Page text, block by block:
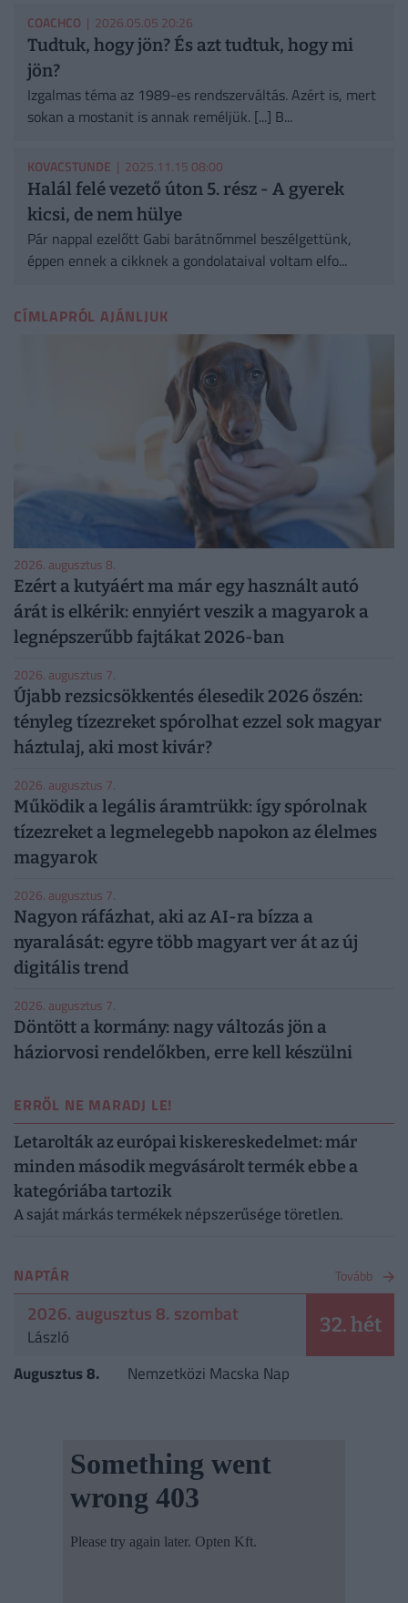
COACHCO | 2026.05.05 20:26
Tudtuk, hogy jön? És azt tudtuk, hogy mi
jön?
Izgalmas téma az 1989-es rendszerváltás. Azért is, mert
sokan a mostanit is annak reméljük. [...] B...
KOVACSTUNDE | 2025.11.15 08:00
Halál felé vezető úton 5. rész - A gyerek
kicsi, de nem hülye
Pár nappal ezelőtt Gabi barátnőmmel beszélgettünk,
éppen ennek a cikknek a gondolataival voltam elfo...
CÍMLAPRÓL AJÁNLJUK
2026. augusztus 8.
Ezért a kutyáért ma már egy használt autó
árát is elkérik: ennyiért veszik a magyarok a
legnépszerűbb fajtákat 2026-ban
2026. augusztus 7.
Újabb rezsicsökkentés élesedik 2026 őszén:
tényleg tízezreket spórolhat ezzel sok magyar
háztulaj, aki most kivár?
2026. augusztus 7.
Működik a legális áramtrükk: így spórolnak
tízezreket a legmelegebb napokon az élelmes
magyarok
2026. augusztus 7.
Nagyon ráfázhat, aki az AI-ra bízza a
nyaralását: egyre több magyart ver át az új
digitális trend
2026. augusztus 7.
Döntött a kormány: nagy változás jön a
háziorvosi rendelőkben, erre kell készülni
ERRŐL NE MARADJ LE!
Letarolták az európai kiskereskedelmet: már
minden második megvásárolt termék ebbe a
kategóriába tartozik
A saját márkás termékek népszerűsége töretlen.
NAPTÁR Tovább
2026. augusztus 8. szombat
László 32. hét
Augusztus 8. Nemzetközi Macska Nap